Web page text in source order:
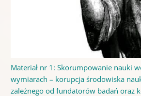
Materiał nr 1: Skorumpowanie nauki
wymiarach – korupcja środowiska
zależnego od fundatorów badań oraz